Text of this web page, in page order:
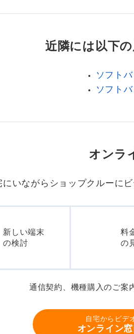
近隣には以下
ソフト
ソフト
オンラ
にいながらショップクルーに
新しい端末
の検討
料
の
通信契約、機種購入のご案
自宅からビデ
オンライン